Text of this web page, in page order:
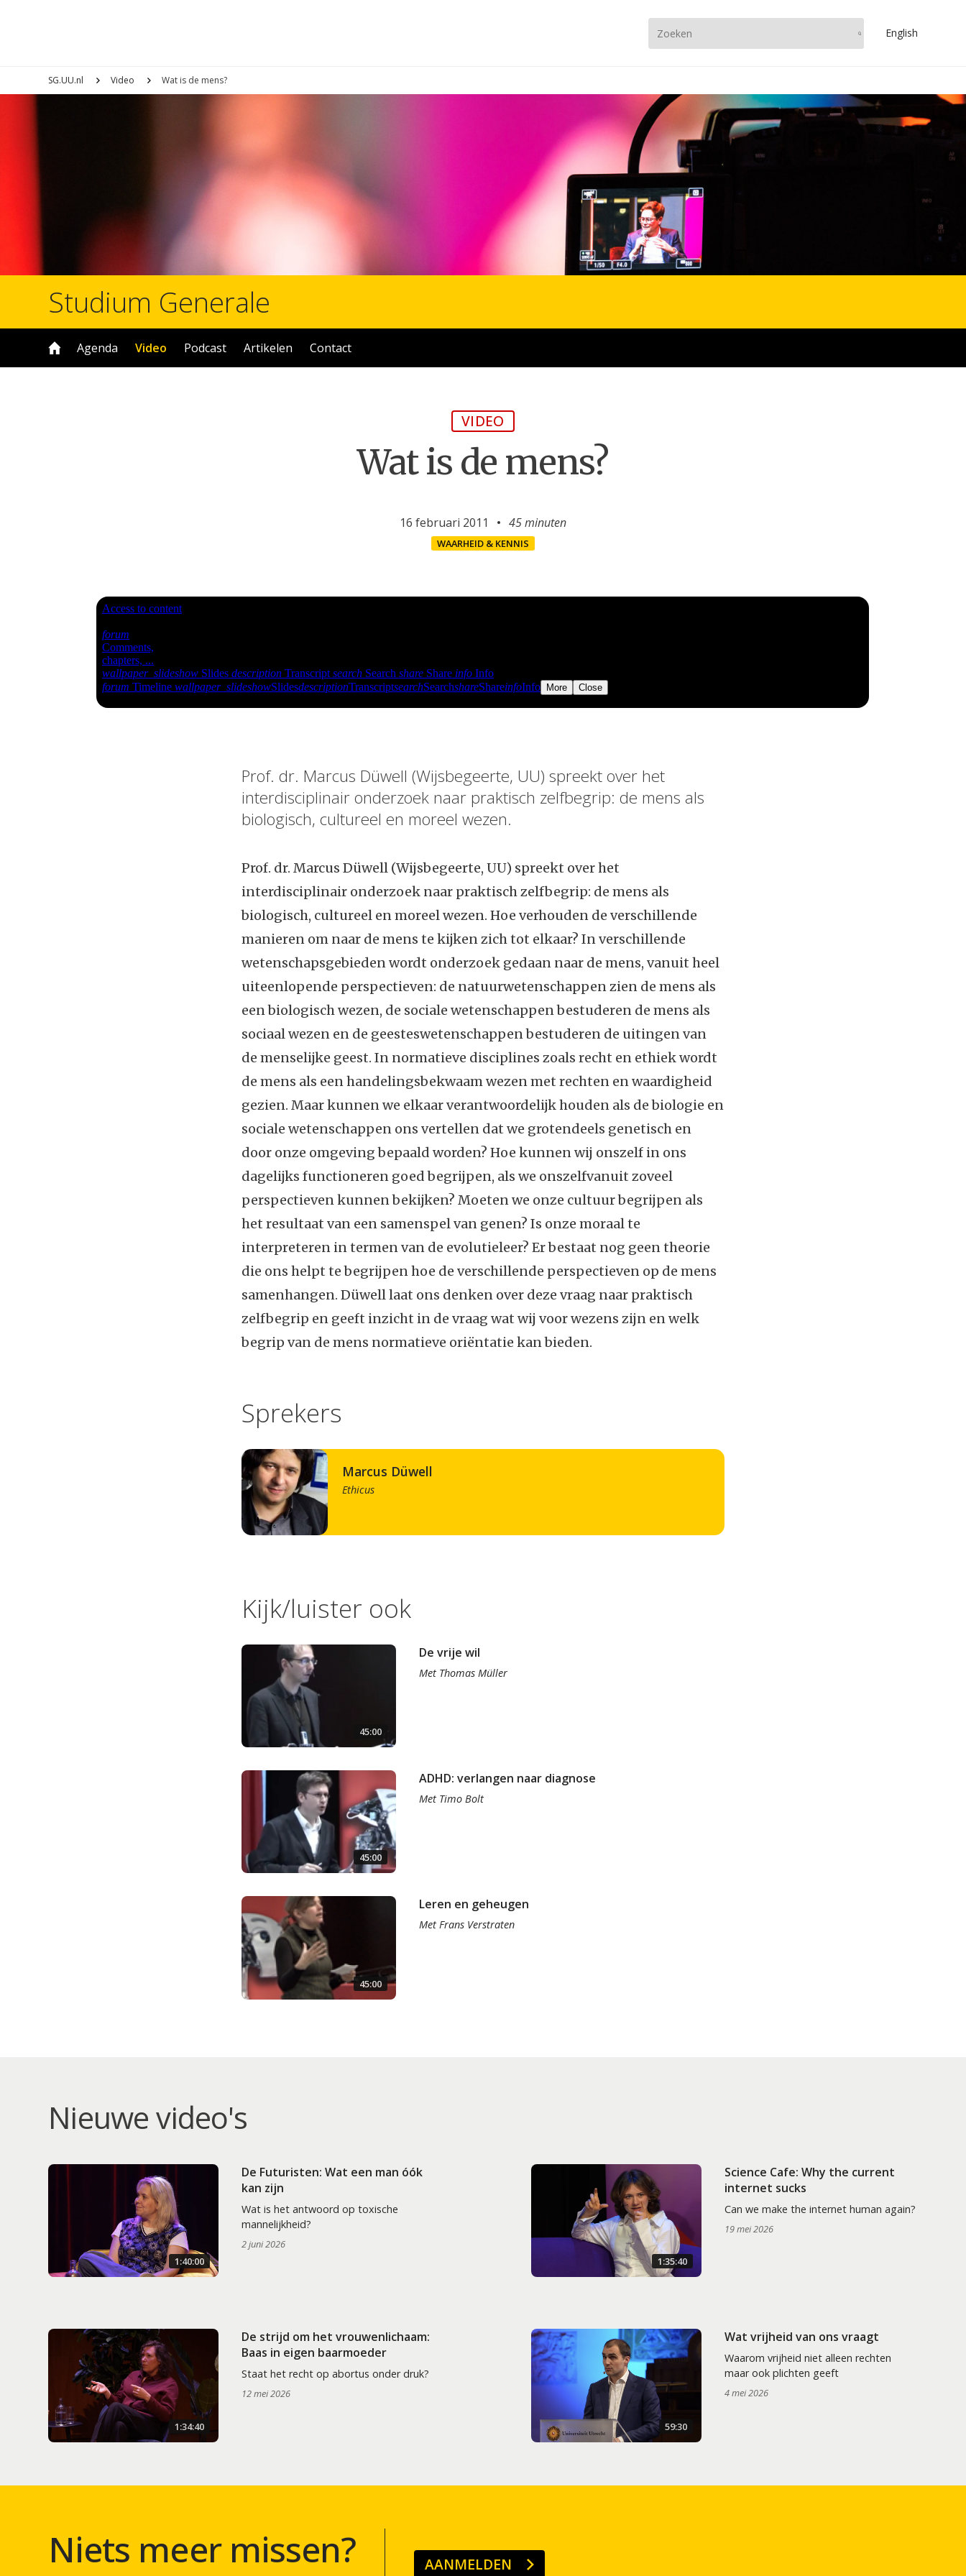
English
SG.UU.nl Video Wat is de mens?
Studium Generale
Agenda Video Podcast Artikelen Contact
VIDEO
Wat is de mens?
16 februari 2011 45 minuten
WAARHEID & KENNIS
Prof. dr. Marcus Düwell (Wijsbegeerte, UU) spreekt over het
interdisciplinair onderzoek naar praktisch zelfbegrip: de mens als
biologisch, cultureel en moreel wezen.
Prof. dr. Marcus Düwell (Wijsbegeerte, UU) spreekt over het
interdisciplinair onderzoek naar praktisch zelfbegrip: de mens als
biologisch, cultureel en moreel wezen. Hoe verhouden de verschillende
manieren om naar de mens te kijken zich tot elkaar? In verschillende
wetenschapsgebieden wordt onderzoek gedaan naar de mens, vanuit heel
uiteenlopende perspectieven: de natuurwetenschappen zien de mens als
een biologisch wezen, de sociale wetenschappen bestuderen de mens als
sociaal wezen en de geesteswetenschappen bestuderen de uitingen van
de menselijke geest. In normatieve disciplines zoals recht en ethiek wordt
de mens als een handelingsbekwaam wezen met rechten en waardigheid
gezien. Maar kunnen we elkaar verantwoordelijk houden als de biologie en
sociale wetenschappen ons vertellen dat we grotendeels genetisch en
door onze omgeving bepaald worden? Hoe kunnen wij onszelf in ons
dagelijks functioneren goed begrijpen, als we onszelfvanuit zoveel
perspectieven kunnen bekijken? Moeten we onze cultuur begrijpen als
het resultaat van een samenspel van genen? Is onze moraal te
interpreteren in termen van de evolutieleer? Er bestaat nog geen theorie
die ons helpt te begrijpen hoe de verschillende perspectieven op de mens
samenhangen. Düwell laat ons denken over deze vraag naar praktisch
zelfbegrip en geeft inzicht in de vraag wat wij voor wezens zijn en welk
begrip van de mens normatieve oriëntatie kan bieden.
Sprekers
Marcus Düwell
Ethicus
Kijk/luister ook
45:00
De vrije wil
Met Thomas Müller
45:00
ADHD: verlangen naar diagnose
Met Timo Bolt
45:00
Leren en geheugen
Met Frans Verstraten
Nieuwe video's
1:40:00
De Futuristen: Wat een man óók
kan zijn
Wat is het antwoord op toxische
mannelijkheid?
2 juni 2026
1:35:40
Science Cafe: Why the current
internet sucks
Can we make the internet human again?
19 mei 2026
1:34:40
De strijd om het vrouwenlichaam:
Baas in eigen baarmoeder
Staat het recht op abortus onder druk?
12 mei 2026
59:30
Wat vrijheid van ons vraagt
Waarom vrijheid niet alleen rechten
maar ook plichten geeft
4 mei 2026
Niets meer missen? AANMELDEN